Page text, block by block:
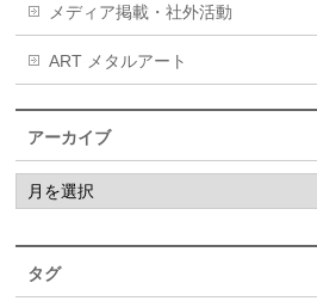
メディア掲載・社外活動
ART メタルアート
アーカイブ
タグ